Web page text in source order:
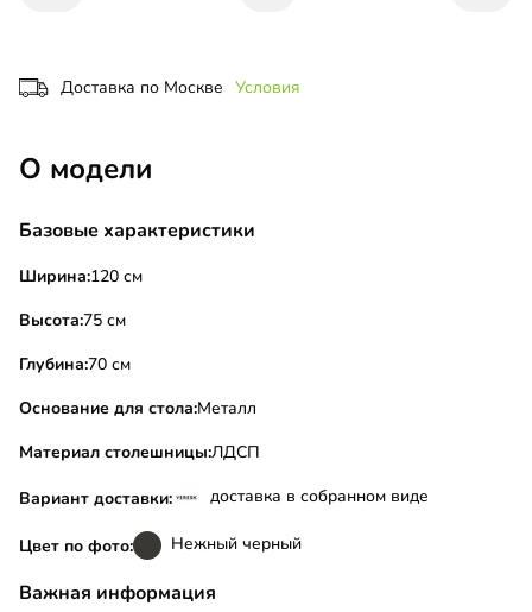
Доставка по Москве Условия
О модели
Базовые характеристики
Ширина:120 см
Высота:75 см
Глубина:70 см
Основание для стола:Металл
Материал столешницы:ЛДСП
Вариант доставки: доставка в собранном виде
Цвет по фото: Нежный черный
Важная информация